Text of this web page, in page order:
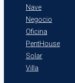
Nave
Negocio
Oficina
PentHouse
Solar
Villa